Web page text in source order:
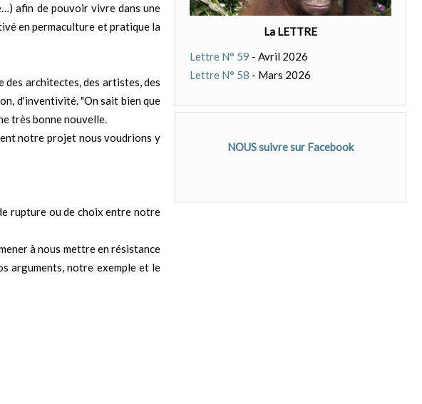
La LETTRE
Lettre N° 59 - Avril 2026
Lettre N° 58 - Mars 2026
NOUS suivre sur Facebook
afin de pouvoir vivre dans une
en permaculture et pratique la
des architectes, des artistes, des
d'inventivité. "On sait bien que
très bonne nouvelle.
notre projet nous voudrions y
rupture ou de choix entre notre
à nous mettre en résistance
arguments, notre exemple et le